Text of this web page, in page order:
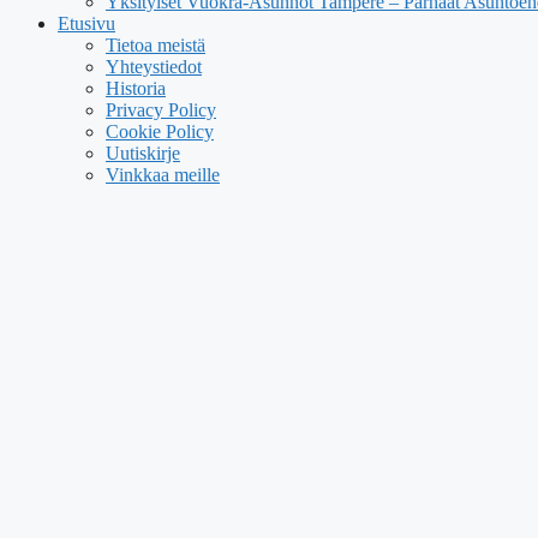
Etusivu
Tietoa meistä
Yhteystiedot
Historia
Privacy Policy
Cookie Policy
Uutiskirje
Vinkkaa meille